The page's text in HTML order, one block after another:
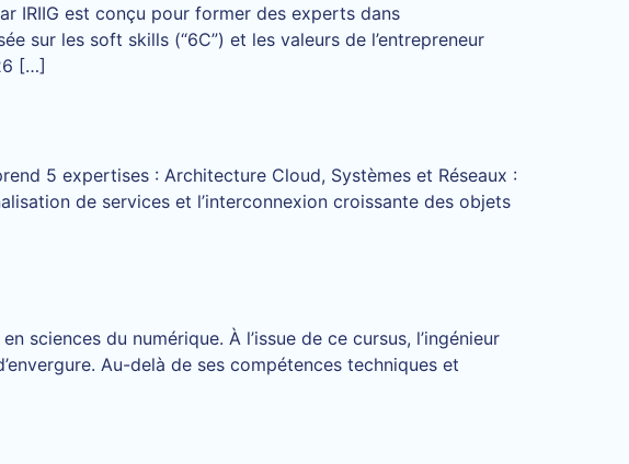
IRIIG est conçu pour former des experts dans
sur les soft skills (“6C”) et les valeurs de l’entrepreneur
[…]
5 expertises : Architecture Cloud, Systèmes et Réseaux :
de services et l’interconnexion croissante des objets
sciences du numérique. À l’issue de ce cursus, l’ingénieur
Au-delà de ses compétences techniques et